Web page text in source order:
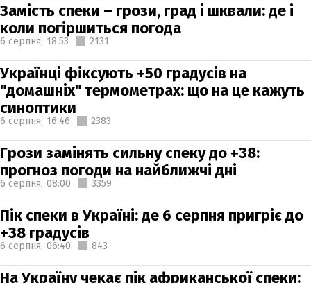
Замість спеки – грози, град і шквали: де і
коли погіршиться погода
6 серпня, 18:53 2131
Українці фіксують +50 градусів на
"домашніх" термометрах: що на це кажуть
синоптики
6 серпня, 16:46 2383
Грози замінять сильну спеку до +38:
прогноз погоди на найближчі дні
6 серпня, 08:00 3359
Пік спеки в Україні: де 6 серпня пригріє до
+38 градусів
6 серпня, 06:40 843
На Україну чекає пік африканської спеки: